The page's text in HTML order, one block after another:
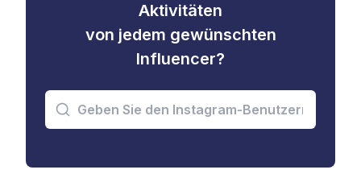
Aktivitäten
von jedem gewünschten
Influencer?